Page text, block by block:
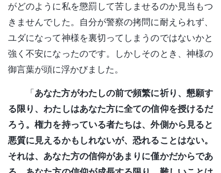
がどのように私を懲罰して苦しませるのか見当もつ
きませんでした。自分が警察の拷問に耐えられず、
ユダになって神様を裏切ってしまうのではないかと
強く不安になったのです。しかしそのとき、神様の
御言葉が頭に浮かびました。
「あなた方がわたしの前で頻繁に祈り、懇願す
る限り、わたしはあなた方に全ての信仰を授けるだ
ろう。権力を持っている者たちは、外側から見ると
悪質に見えるかもしれないが、恐れることはない。
それは、あなた方の信仰があまりに僅かだからであ